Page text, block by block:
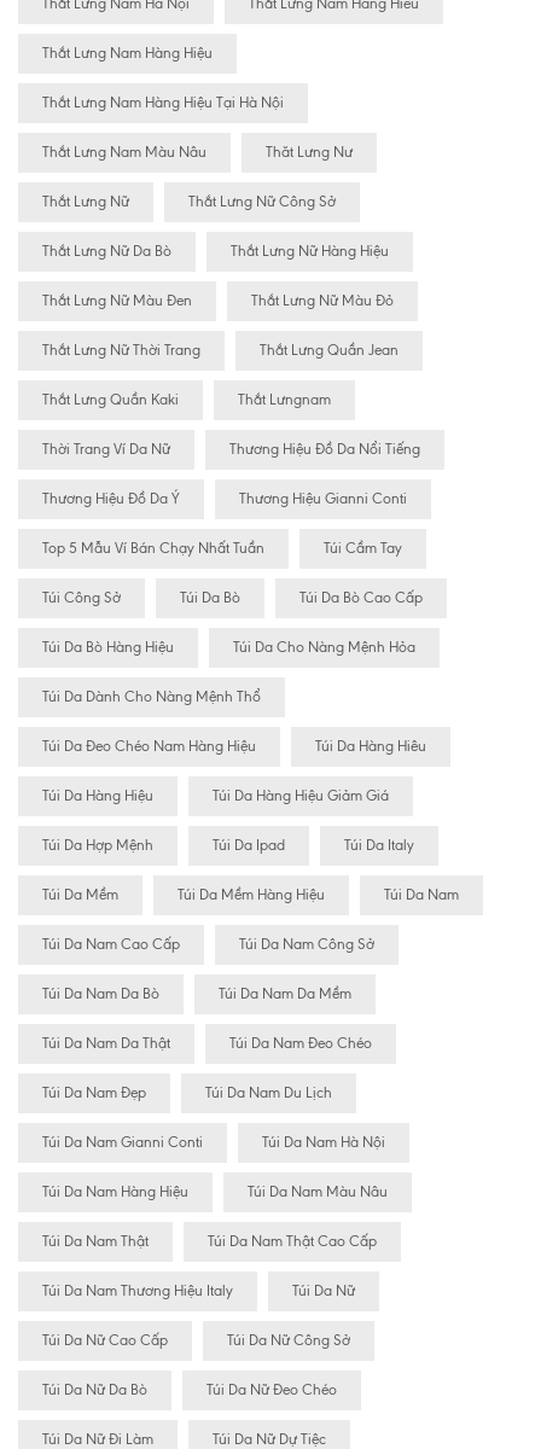
Thắt Lưng Nam Hàng Hiệu
Thắt Lưng Nam Hàng Hiệu Tại Hà Nội
Thắt Lưng Nam Màu Nâu Thăt Lưng Nư
Thắt Lưng Nữ Thắt Lưng Nữ Công Sở
Thắt Lưng Nữ Da Bò Thắt Lưng Nữ Hàng Hiệu
Thắt Lưng Nữ Màu Đen Thắt Lưng Nữ Màu Đỏ
Thắt Lưng Nữ Thời Trang Thắt Lưng Quần Jean
Thắt Lưng Quần Kaki Thắt Lưngnam
Thời Trang Ví Da Nữ Thương Hiệu Đồ Da Nổi Tiếng
Thương Hiệu Đồ Da Ý Thương Hiệu Gianni Conti
Top 5 Mẫu Ví Bán Chạy Nhất Tuần Túi Cầm Tay
Túi Công Sở Túi Da Bò Túi Da Bò Cao Cấp
Túi Da Bò Hàng Hiệu Túi Da Cho Nàng Mệnh Hỏa
Túi Da Dành Cho Nàng Mệnh Thổ
Túi Da Đeo Chéo Nam Hàng Hiệu Túi Da Hàng Hiêu
Túi Da Hàng Hiệu Túi Da Hàng Hiệu Giảm Giá
Túi Da Hợp Mệnh Túi Da Ipad Túi Da Italy
Túi Da Mềm Túi Da Mềm Hàng Hiệu Túi Da Nam
Túi Da Nam Cao Cấp Túi Da Nam Công Sở
Túi Da Nam Da Bò Túi Da Nam Da Mềm
Túi Da Nam Da Thật Túi Da Nam Đeo Chéo
Túi Da Nam Đẹp Túi Da Nam Du Lịch
Túi Da Nam Gianni Conti Túi Da Nam Hà Nội
Túi Da Nam Hàng Hiệu Túi Da Nam Màu Nâu
Túi Da Nam Thật Túi Da Nam Thật Cao Cấp
Túi Da Nam Thương Hiệu Italy Túi Da Nữ
Túi Da Nữ Cao Cấp Túi Da Nữ Công Sở
Túi Da Nữ Da Bò Túi Da Nữ Đeo Chéo
Túi Da Nữ Đi Làm Túi Da Nữ Dự Tiệc